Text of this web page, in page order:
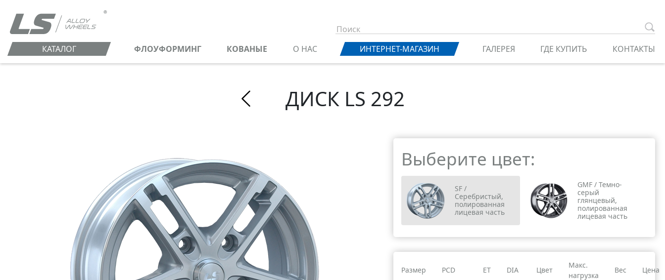
КАТАЛОГ ФЛОУФОРМИНГ КОВАНЫЕ О НАС ИНТЕРНЕТ-МАГАЗИН ГАЛЕРЕЯ ГДЕ КУПИТЬ КОНТАКТЫ
ДИСК LS 292
Выберите цвет:
SF /
Серебристый,
полированная
лицевая часть
GMF / Темно-
серый
глянцевый,
полированная
лицевая часть
Размер PCD ET DIA Цвет
Макс.
нагрузка
Вес Цена